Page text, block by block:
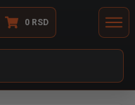
0 RSD